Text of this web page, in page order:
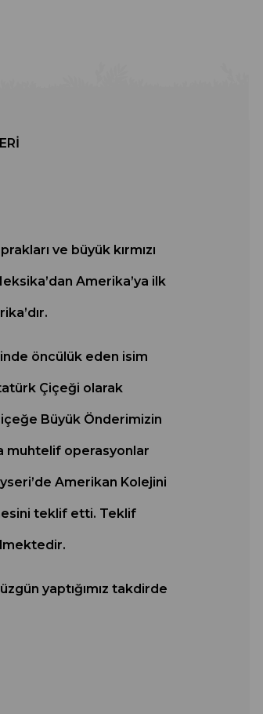
ve büyük kırmızı
Amerika’ya ilk
öncülük eden isim
Çiçeği olarak
Büyük Önderimizin
muhtelif operasyonlar
Amerikan Kolejini
teklif etti. Teklif
yaptığımız takdirde